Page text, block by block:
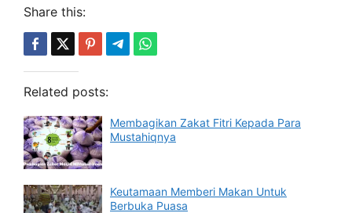
Share this:
Related posts:
Membagikan Zakat Fitri Kepada Para
Mustahiqnya
Keutamaan Memberi Makan Untuk
Berbuka Puasa